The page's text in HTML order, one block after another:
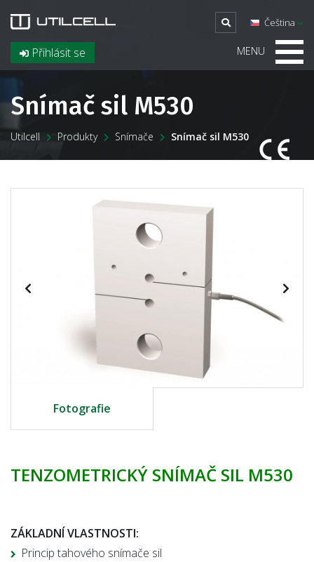
Přihlásit se
Čeština
MENU
Snímač sil M530
Utilcell Produkty Snímače Snímač sil M530
Fotografie
TENZOMETRICKÝ SNÍMAČ SIL M530
ZÁKLADNÍ VLASTNOSTI:
Princip tahového snímače sil